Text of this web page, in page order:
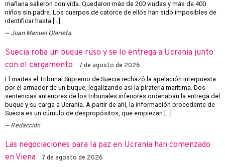
mañana salieron con vida. Quedaron más de 200 viudas y más de 400
niños sin padre. Los cuerpos de catorce de ellos han sido imposibles de
identificar hasta […]
Juan Manuel Olarieta
Suecia roba un buque ruso y se lo entrega a Ucrania junto
con el cargamento
7 de agosto de 2026
El martes el Tribunal Supremo de Suecia rechazó la apelación interpuesta
por el armador de un buque, legalizando así la piratería marítima. Dos
sentencias anteriores de los tribunales inferiores ordenaban la entrega del
buque y su carga a Ucrania. A partir de ahí, la información procedente de
Suecia es un cúmulo de despropósitos, que empiezan […]
Redacción
Las negociaciones para la paz en Ucrania han comenzado
en Viena
7 de agosto de 2026